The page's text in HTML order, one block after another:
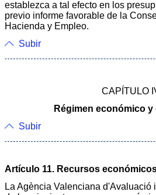
establezca a tal efecto en los
previo informe favorable de la
Hacienda y Empleo.
Subir
CAPÍTULO
Régimen económico y
Subir
Artículo 11. Recursos
La Agència Valenciana d'Avaluació